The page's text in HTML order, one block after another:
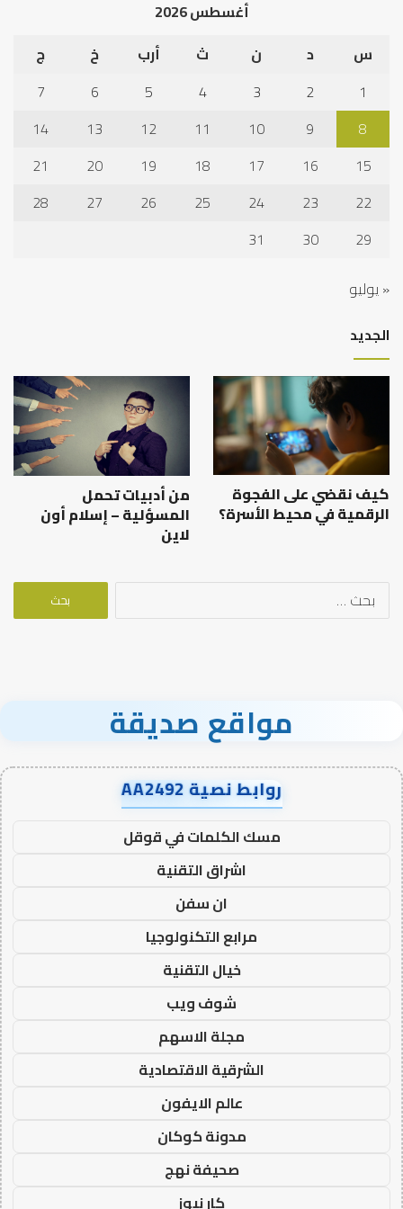
أغسطس 2026
س
د ن ث أرب خ
ج
1
2
3
4
5
6
7
8
9
10
11
12
13
14
15
16
17
18
19
20
21
22
23
24
25
26
27
28
29
30
31
« يوليو
الجديد
كيف نقضي على الفجوة
الرقمية في محيط الأسرة؟
من أدبيات تحمل
المسؤلية – إسلام أون
لاين
البحث
مواقع صديقة
روابط نصية AA2492
مسك الكلمات في قوقل
اشراق التقنية
ان سفن
مرابع التكنولوجيا
خيال التقنية
شوف ويب
مجلة الاسهم
الشرقية الاقتصادية
عالم الايفون
مدونة كوكان
صحيفة نهج
كار نيوز